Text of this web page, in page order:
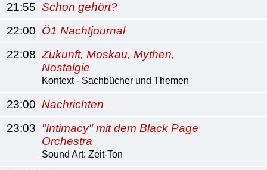
21:55 Schon gehört?
22:00 Ö1 Nachtjournal
22:08 Zukunft, Moskau, Mythen,
Nostalgie
Kontext - Sachbücher und Themen
23:00 Nachrichten
23:03 "Intimacy" mit dem Black Page
Orchestra
Sound Art: Zeit-Ton